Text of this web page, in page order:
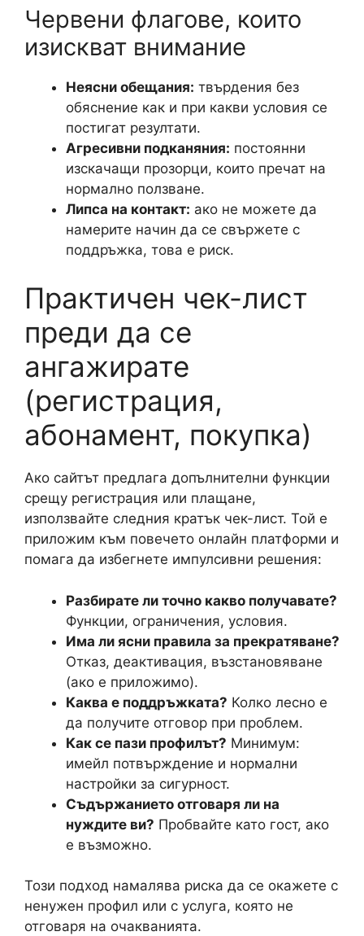
Червени флагове, които
изискват внимание
Неясни обещания: твърдения без
обяснение как и при какви условия се
постигат резултати.
Агресивни подканяния: постоянни
изскачащи прозорци, които пречат на
нормално ползване.
Липса на контакт: ако не можете да
намерите начин да се свържете с
поддръжка, това е риск.
Практичен чек-лист
преди да се
ангажирате
(регистрация,
абонамент, покупка)
Ако сайтът предлага допълнителни функции
срещу регистрация или плащане,
използвайте следния кратък чек-лист. Той е
приложим към повечето онлайн платформи и
помага да избегнете импулсивни решения:
Разбирате ли точно какво получавате?
Функции, ограничения, условия.
Има ли ясни правила за прекратяване?
Отказ, деактивация, възстановяване
(ако е приложимо).
Каква е поддръжката? Колко лесно е
да получите отговор при проблем.
Как се пази профилът? Минимум:
имейл потвърждение и нормални
настройки за сигурност.
Съдържанието отговаря ли на
нуждите ви? Пробвайте като гост, ако
е възможно.
Този подход намалява риска да се окажете с
ненужен профил или с услуга, която не
отговаря на очакванията.